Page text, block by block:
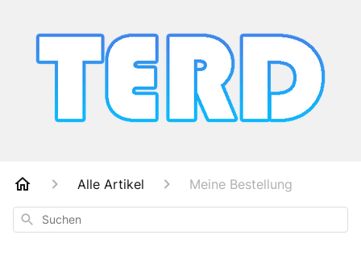
Alle Artikel Meine Bestellung
Suchen